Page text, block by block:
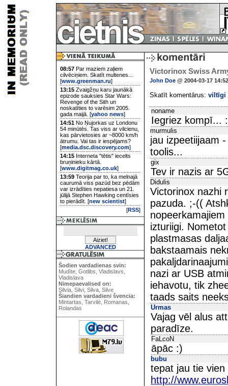
08:57 Par maziem zaļiem
cilvēciņiem. Skatīt multenes...
[www.greenman.ru]
13:15 Zvaigžņu karu jaunākā
epizode sauksies Star Wars:
Revenge of the Sith un
noskatīties to varēsim 2005.
gada maijā. [yahoo news]
14:51 No Ņujorkas uz Londonu
54 minūtēs. Tas viss ar vilcienu,
kas pārvietosies ar ~8000 km/h
ātrumu. Vai tas ir iespējams?
[media.dsc.discovery.com]
14:15 Interneta "tētis" iecelts
bruņinieku kārtā.
[www.digitmag.co.uk]
13:59 Teorija par to, ka melnajā
caurumā viss pazūd bez pēdām
var izrādīties nepatiesa un 21.
jūlijā Stephen Hawking centīsies
to pierādīt. [new scientist]
[RSS]
ADVANCED
Šodien vardadienas svin:
Mudīte, Gotlibs, Vladislavs,
Vladislava
Nimepaevalised on:
Silvia, Silvi, Silva, Silve
Šiandien vardadieni švencia:
Mintartas, Tarvilė, Romanas,
Rolandas
Victorinox Swiss
John Doe @ 2004-03-17 14:52
Skatīt komentārus: viltīgi
noname
Iegriez kompī...
murmulis
jau izpeetiijaam
toolis...
gix
Tev ir nazis ar
Didulis
Victorinox nazhi
pazuda. ;-((
izturiigi.
plastmasas
bakstaamais
nazi ar USB
iehavotu, tik
taads saits
Urmas
Vajag vēl alus
paradīze.
FaLcoN
āpāc :)
bubu
tepat jau tie
http://